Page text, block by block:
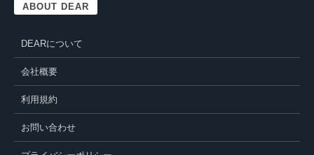
ABOUT DEAR
DEARについて
会社概要
利用規約
お問い合わせ